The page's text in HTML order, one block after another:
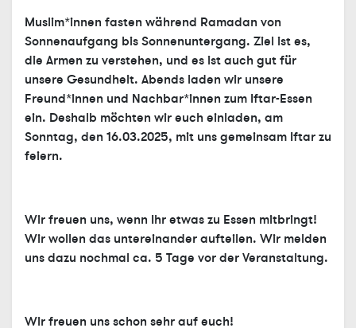
Muslim*innen fasten während Ramadan von
Sonnenaufgang bis Sonnenuntergang. Ziel ist es,
die Armen zu verstehen, und es ist auch gut für
unsere Gesundheit. Abends laden wir unsere
Freund*innen und Nachbar*innen zum Iftar-Essen
ein. Deshalb möchten wir euch einladen, am
Sonntag, den 16.03.2025, mit uns gemeinsam Iftar zu
feiern.
Wir freuen uns, wenn Ihr etwas zu Essen mitbringt!
Wir wollen das untereinander aufteilen. Wir melden
uns dazu nochmal ca. 5 Tage vor der Veranstaltung.
Wir freuen uns schon sehr auf euch!